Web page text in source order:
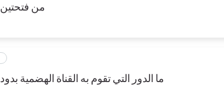
من
ما الدور التي تقوم به القناة الهضمية